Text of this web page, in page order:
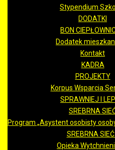
Stypendium
DODATKI
BON
Dodatek
Kontakt
KADRA
PROJEKTY
Korpus Wsparcia
SPRAWNIEJ I
SREBRNA
Program „Asystent osobisty
SREBRNA SIEĆ II
Opieka